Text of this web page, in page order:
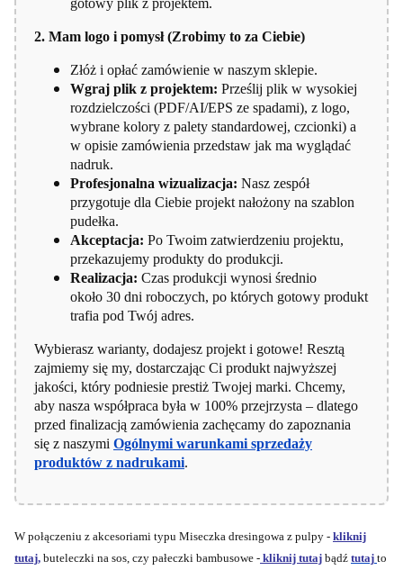
2. Mam logo i pomysł (Zrobimy to za Ciebie)
Złóż i opłać zamówienie w naszym sklepie.
Wgraj plik z projektem: Prześlij plik w wysokiej
rozdzielczości (PDF/AI/EPS ze spadami), z logo,
wybrane kolory z palety standardowej, czcionki) a
w opisie zamówienia przedstaw jak ma wyglądać
nadruk.
Profesjonalna wizualizacja: Nasz zespół
przygotuje dla Ciebie projekt nałożony na szablon
pudełka.
Akceptacja: Po Twoim zatwierdzeniu projektu,
przekazujemy produkty do produkcji.
Realizacja: Czas produkcji wynosi średnio
około 30 dni roboczych, po których gotowy produkt
trafia pod Twój adres.
Wybierasz warianty, dodajesz projekt i gotowe! Resztą
zajmiemy się my, dostarczając Ci produkt najwyższej
jakości, który podniesie prestiż Twojej marki. Chcemy,
aby nasza współpraca była w 100% przejrzysta – dlatego
przed finalizacją zamówienia zachęcamy do zapoznania
się z naszymi Ogólnymi warunkami sprzedaży
produktów z nadrukami.
W połączeniu z akcesoriami typu Miseczka dresingowa z pulpy - kliknij
tutaj, buteleczki na sos, czy pałeczki bambusowe - kliknij tutaj bądź tutaj to